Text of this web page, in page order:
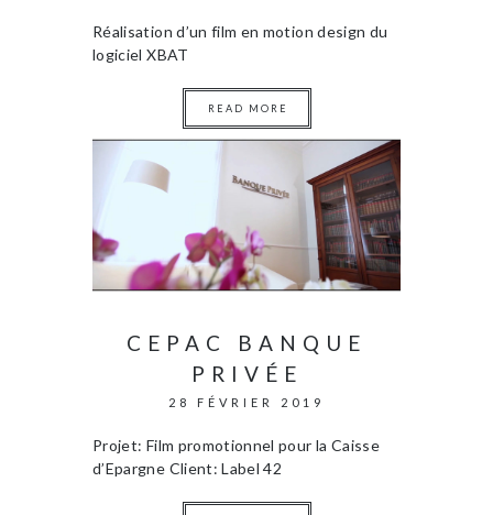
Réalisation d’un film en motion design du
logiciel XBAT
READ MORE
CEPAC BANQUE
PRIVÉE
28 FÉVRIER 2019
Projet: Film promotionnel pour la Caisse
d’Epargne Client: Label 42